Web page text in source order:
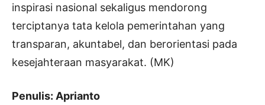
inspirasi nasional sekaligus mendorong
terciptanya tata kelola pemerintahan yang
transparan, akuntabel, dan berorientasi pada
kesejahteraan masyarakat. (MK)
Penulis: Aprianto